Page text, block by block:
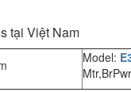
tại Việt Nam
Model: